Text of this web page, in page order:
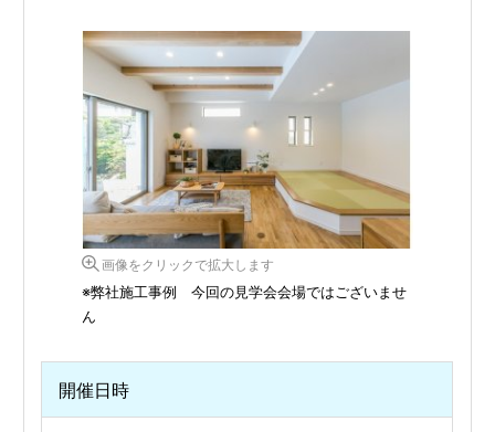
画像をクリックで拡大します
※弊社施工事例 今回の見学会会場ではございませ
ん
開催日時